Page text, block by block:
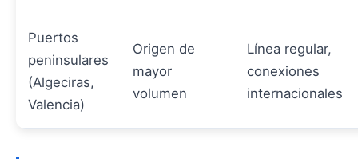
Puertos
peninsulares
(Algeciras,
Valencia)
Origen de
mayor
volumen
Línea regular,
conexiones
internacionales